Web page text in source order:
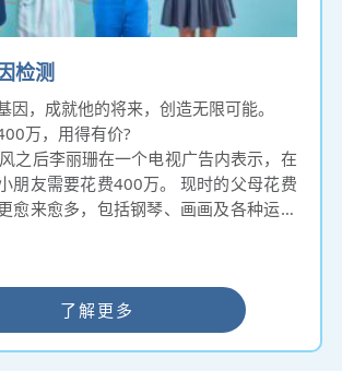
检测
因，成就他的将来，创造无限可能。
万，用得有价?
之后李丽珊在一个电视广告内表示，在
朋友需要花费400万。 现时的父母花费
愈来愈多，包括钢琴、画画及各种运动
，务求小孩成为人中之龙。 若不针对性
及技能，只会适得其反，浪费金钱及时
能伤害孩子与父母之间的感情。 找出基
深入了解孩子的特质与潜能，及知悉子
的职业建议。 由于基因与生俱来，基因
龄人士，初生婴儿亦可接受测试。 帮助
了解更多